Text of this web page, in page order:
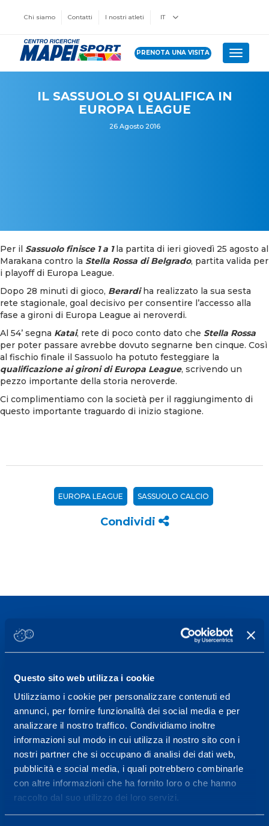
Questo sito web utilizza i cookie
Utilizziamo i cookie per personalizzare contenuti ed
annunci, per fornire funzionalità dei social media e per
analizzare il nostro traffico. Condividiamo inoltre
informazioni sul modo in cui utilizza il nostro sito con i
nostri partner che si occupano di analisi dei dati web,
pubblicità e social media, i quali potrebbero combinarle
con altre informazioni che ha fornito loro o che hanno
raccolto dal suo utilizzo dei loro servizi.
Chi siamo Contatti I nostri atleti IT
PRENOTA UNA VISITA Toggle
IL SASSUOLO SI QUALIFICA IN
EUROPA LEAGUE
26 Agosto 2016
Per il Sassuolo finisce 1 a 1 la partita di ieri giovedì 25 agosto al
Marakana contro la Stella Rossa di Belgrado, partita valida per
i playoff di Europa League.
Dopo 28 minuti di gioco, Berardi ha realizzato la sua sesta
rete stagionale, goal decisivo per consentire l’accesso alla
fase a gironi di Europa League ai neroverdi.
Al 54’ segna Katai, rete di poco conto dato che Stella Rossa
per poter passare avrebbe dovuto segnarne ben cinque. Così
al fischio finale il Sassuolo ha potuto festeggiare la
qualificazione ai gironi di Europa League, scrivendo un
pezzo importante della storia neroverde.
Ci complimentiamo con la società per il raggiungimento di
questo importante traguardo di inizio stagione.
EUROPA LEAGUE SASSUOLO CALCIO
Condividi
21057 Olgiate Olona (Varese) Italia.
Per prenotare una visita o avere ulteriori
informazioni: telefonare allo +39 0331 575757 da
lunedì a venerdì 9.30-12.30 e 14.30-17.30.
ORARI DI APERTURA RECEPTION
Da Lunedì al Venerdì
08.30 - 18.30